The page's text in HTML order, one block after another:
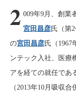
2 009年9月、創業
宮田昌彦氏（第
の宮田昌彦氏（1967
ンテック入社、医療
アを経ての就任であ
（2013年10月吸収